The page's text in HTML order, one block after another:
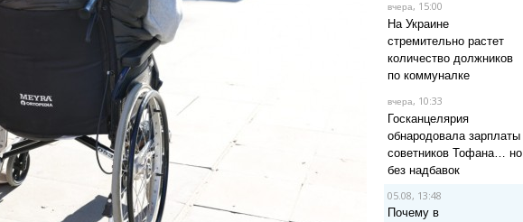
вчера, 15:00
На Украине
стремительно растет
количество должников
по коммуналке
вчера, 10:33
Госканцелярия
обнародовала зарплаты
советников Тофана… но
без надбавок
05.08, 13:48
Почему в